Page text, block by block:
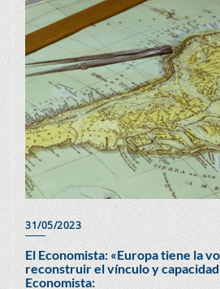
31/05/2023
El Economista: «Europa tiene la
reconstruir el vínculo y
Economista: